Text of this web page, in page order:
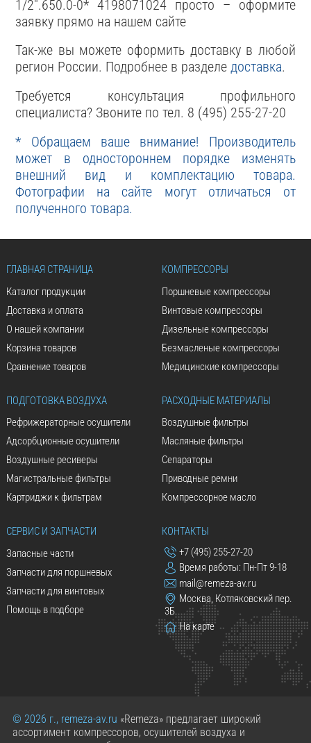
1/2".650.0-0* 4198071024 просто – оформите
заявку прямо на нашем сайте
Так-же вы можете оформить доставку в любой
регион России. Подробнее в разделедоставка.
Требуется консультация профильного
специалиста? Звоните по тел. 8 (495) 255-27-20
* Обращаем ваше внимание! Производитель
может в одностороннем порядке изменять
внешний вид и комплектацию товара.
Фотографии на сайте могут отличаться от
полученного товара.
ГЛАВНАЯ СТРАНИЦА
Каталог продукции
Доставка и оплата
О нашей компании
Корзина товаров
Сравнение товаров
КОМПРЕССОРЫ
Поршневые компрессоры
Винтовые компрессоры
Дизельные компрессоры
Безмасленые компрессоры
Медицинские компрессоры
ПОДГОТОВКА ВОЗДУХА
Рефрижераторные осушители
Адсорбционные осушители
Воздушные ресиверы
Магистральные фильтры
Картриджи к фильтрам
РАСХОДНЫЕ МАТЕРИАЛЫ
Воздушные фильтры
Масляные фильтры
Сепараторы
Приводные ремни
Компрессорное масло
СЕРВИС И ЗАПЧАСТИ
Запасные части
Запчасти для поршневых
Запчасти для винтовых
Помощь в подборе
КОНТАКТЫ
+7 (495) 255-27-20
Время работы: Пн-Пт 9-18
mail@remeza-av.ru
Москва, Котляковский пер.
3Б
На карте
© 2026 г., remeza-av.ru «Remeza» предлагает широкий
ассортимент компрессоров, осушителей воздуха и